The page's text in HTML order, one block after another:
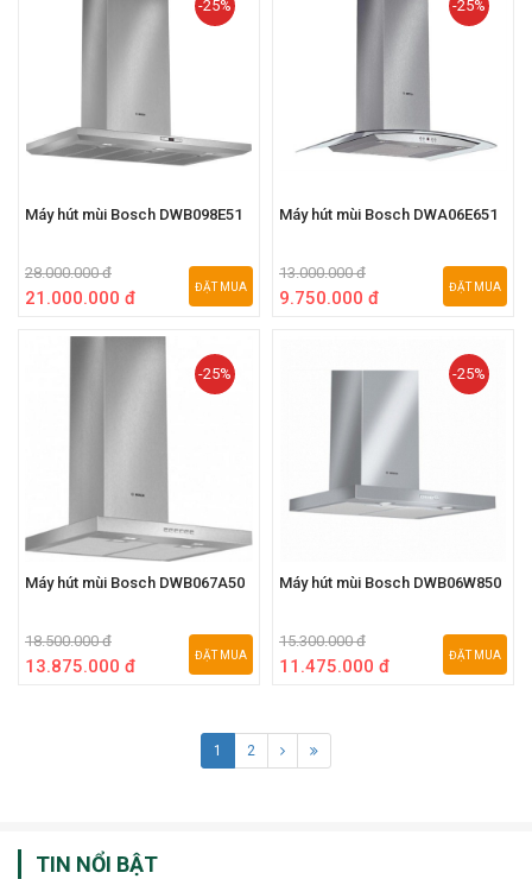
-25%
Máy hút mùi Bosch DWB098E51
28.000.000 đ
21.000.000 đ
ĐẶT MUA
-25%
Máy hút mùi Bosch DWA06E651
13.000.000 đ
9.750.000 đ
ĐẶT MUA
-25%
Máy hút mùi Bosch DWB067A50
18.500.000 đ
13.875.000 đ
ĐẶT MUA
-25%
Máy hút mùi Bosch DWB06W850
15.300.000 đ
11.475.000 đ
ĐẶT MUA
1 2
TIN NỔI BẬT